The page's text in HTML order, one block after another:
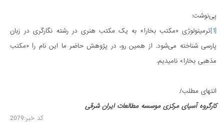
پی‌نوشت:
[1] ترمینولوژی «مکتب بخارا» به یک مکتب هنری در رشته نگارگری در زبان
پارسی شناخته می‌شود. از همین رو، در پژوهش حاضر ما این نام را «مکتب
مذهبی بخارا» نامیدیم.
انتهای مطلب/
کارگروه آسیای مرکزی موسسه مطالعات ایران شرقی
کد خبر:2079